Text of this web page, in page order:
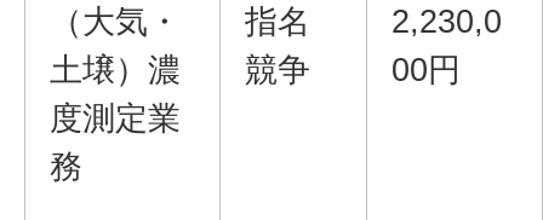
（大気・
土壌）濃
度測定業
務
指名
競争
2,230,0
00円